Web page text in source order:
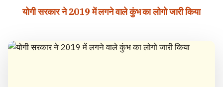
योगी सरकार ने 2019 में लगने वाले कुंभ का लोगो जारी किया